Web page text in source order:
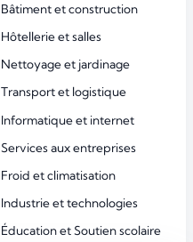
Bâtiment et construction
Hôtellerie et salles
Nettoyage et jardinage
Transport et logistique
Informatique et internet
Services aux entreprises
Froid et climatisation
Industrie et technologies
Éducation et Soutien scolaire